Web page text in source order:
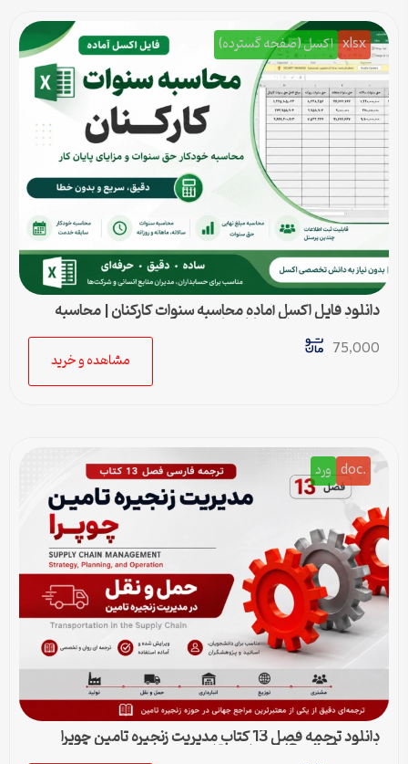
xlsx اکسل (صفحه گسترده)
دانلود فایل اکسل آماده محاسبه سنوات کارکنان | محاسبه
خودکار حق سنوات و پایان کار
75,000
مشاهده و خرید
.doc ورد
دانلود ترجمه فصل 13 کتاب مدیریت زنجیره تامین چوپرا
(Sunil Chopra) | حمل و نقل در زنجیره تامین